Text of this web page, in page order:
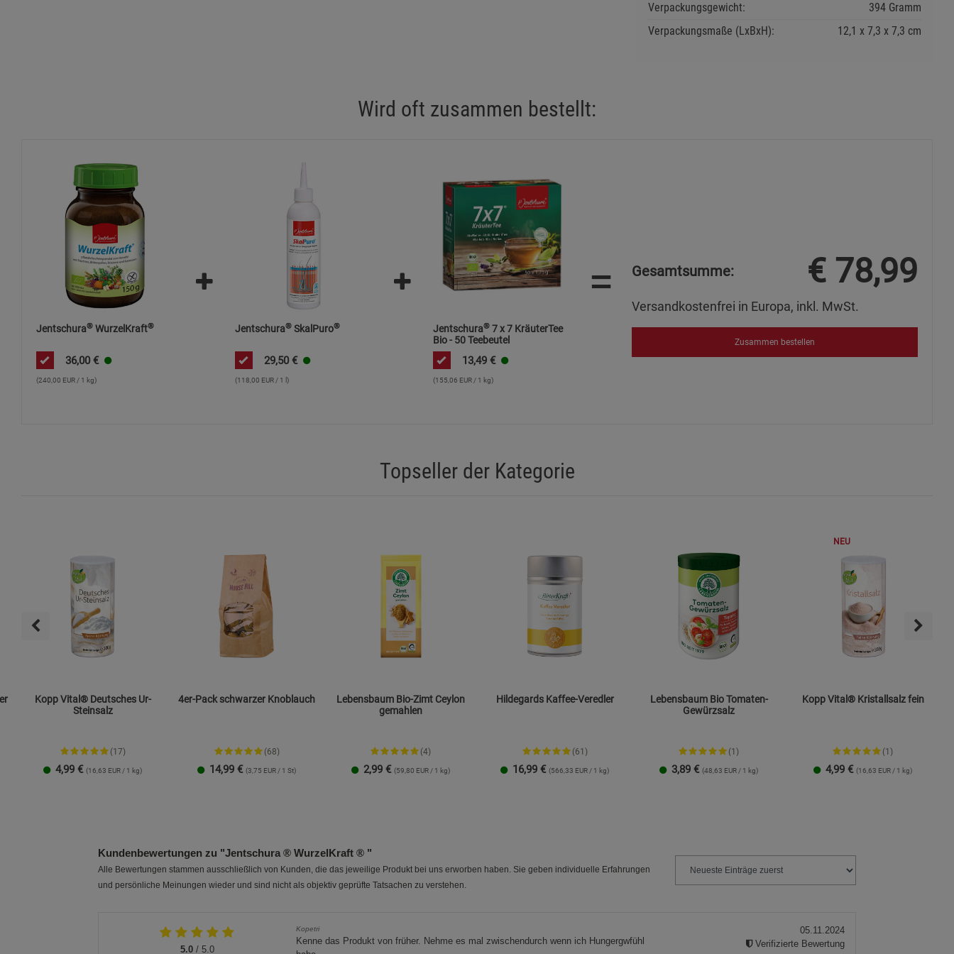
Verpackungsgewicht:
394 Gramm
Verpackungsmaße (LxBxH):
12,1 7,3 7,3 cm
Wird oft zusammen bestellt:
Jentschura® WurzelKraft®
36,00 €
(240,00 EUR / 1 kg)
Jentschura®SkalPuro®
29,50 €
(118,00 EUR / 1 l)
Jentschura® 7 x 7 KräuterTee
Bio - 50 Teebeutel
13,49 €
(155,06 EUR / 1 kg)
= Gesamtsumme: € 78,99
Versandkostenfrei in Europa, inkl. MwSt.
Zusammen bestellen
Topseller der Kategorie
Kopp Vital® Deutsches Ur-
Steinsalz
(17)
4,99 € (16,63 EUR / 1 kg)
4er-Pack schwarzer Knoblauch
(68)
14,99 € (3,75 EUR / 1 St)
Lebensbaum Bio-Zimt Ceylon
gemahlen
(4)
2,99 € (59,80 EUR / 1 kg)
Hildegards Kaffee-Veredler
(61)
16,99 € (566,33 EUR / 1 kg)
Lebensbaum Bio Tomaten-
Gewürzsalz
(1)
3,89 € (48,63 EUR / 1 kg)
NEU
Kopp Vital® Kristallsalz fein
(1)
4,99 € (16,63 EUR / 1 kg)
Kundenbewertungen zu "Jentschura ® WurzelKraft ® "
Alle Bewertungen stammen ausschließlich von Kunden, die das jeweilige Produkt bei uns erworben haben. Sie geben individuelle Erfahrungen
und persönliche Meinungen wieder und sind nicht als objektiv geprüfte Tatsachen zu verstehen.
5.0/ 5.0
Kopetri
Kenne das Produkt von früher. Nehme es mal zwischendurch wenn ich Hungergwfühl
05.11.2024
Verifizierte Bewertung
Marketing Cookies (3) Marketing Cookies
Datenschutzerklärung